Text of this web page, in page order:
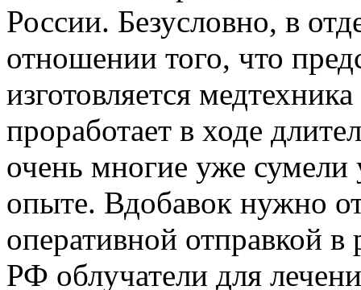
России. Безусловно, в
отношении того, что
изготовляется
проработает в ходе
очень многие уже сумели
опыте. Вдобавок нужно
оперативной отправкой
РФ облучатели для